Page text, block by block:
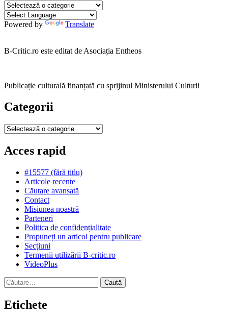
Categorii
Powered by Translate
B-Critic.ro este editat de Asociația Entheos
Publicație culturală finanțată cu sprijinul Ministerului Culturii
Categorii
Categorii
Acces rapid
#15577 (fără titlu)
Articole recente
Căutare avansată
Contact
Misiunea noastră
Parteneri
Politica de confidențialitate
Propuneți un articol pentru publicare
Secțiuni
Termenii utilizării B-critic.ro
VideoPlus
Caută
după:
Etichete